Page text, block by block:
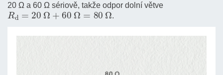
20 Ω a 60 Ω sériově, takže odpor dolní větve
Rd=20 Ω+60 Ω=80 Ω
.